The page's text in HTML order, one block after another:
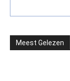
Meest Gelezen